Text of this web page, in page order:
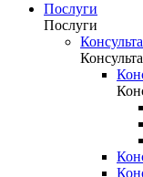
Послуги
Послуги